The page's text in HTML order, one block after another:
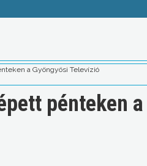
a Gyöngyösi Televízió
pénteken